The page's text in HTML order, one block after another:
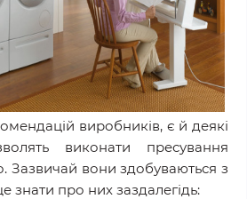
виробників, є й деякі
виконати пресування
Зазвичай вони здобуваються з
знати про них заздалегідь: